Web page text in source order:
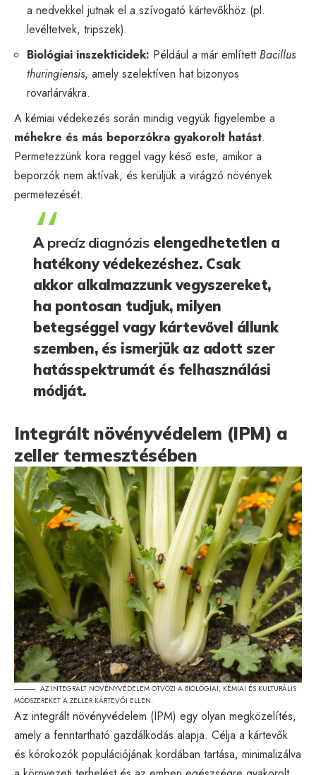
a nedvekkel jutnak el a szívogató kártevőkhöz (pl.
levéltetvek, tripszek).
Biológiai inszekticidek: Például a már említettBacillus
thuringiensis, amely szelektíven hat bizonyos
rovarlárvákra.
A kémiai védekezés során mindig vegyük figyelembe a
méhekre és más beporzókra gyakorolt hatást.
Permetezzünk kora reggel vagy késő este, amikor a
beporzók nem aktívak, és kerüljük a virágzó növények
permetezését.
A precíz diagnóziselengedhetetlen a
hatékony védekezéshez. Csak
akkor alkalmazzunk vegyszereket,
ha pontosan tudjuk, milyen
betegséggel vagy kártevővel állunk
szemben, és ismerjük az adott szer
hatásspektrumát és felhasználási
módját.
Integrált növényvédelem (IPM) a
zeller termesztésében
AZ INTEGRÁLT NÖVÉNYVÉDELEM ÖTVÖZI A BIOLÓGIAI, KÉMIAI ÉS KULTURÁLIS
MÓDSZEREKET A ZELLER KÁRTEVŐI ELLEN.
Az integrált növényvédelem (IPM) egy olyan megközelítés,
amely a fenntartható gazdálkodás alapja. Célja a kártevők
és kórokozók populációjának kordában tartása, minimalizálva